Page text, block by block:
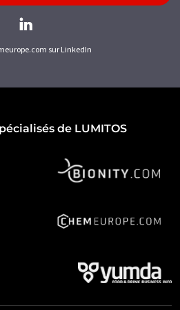
sur LinkedIn
de LUMITOS